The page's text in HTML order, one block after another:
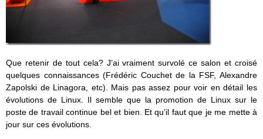
Que retenir de tout cela? J’ai vraiment survolé ce salon et croisé
quelques connaissances (Frédéric Couchet de la FSF, Alexandre
Zapolski de Linagora, etc). Mais pas assez pour voir en détail les
évolutions de Linux. Il semble que la promotion de Linux sur le
poste de travail continue bel et bien. Et qu’il faut que je me mette à
jour sur ces évolutions.